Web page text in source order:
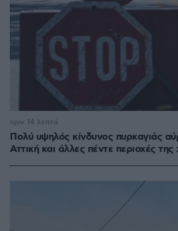
Πολύ υψηλός κίνδυνος πυρκαγιάς
Αττική και άλλες πέντε περιοχές
πριν 14 λεπτά